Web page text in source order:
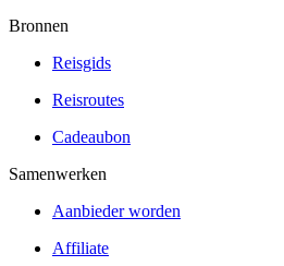
Bronnen
Reisgids
Reisroutes
Cadeaubon
Samenwerken
Aanbieder worden
Affiliate